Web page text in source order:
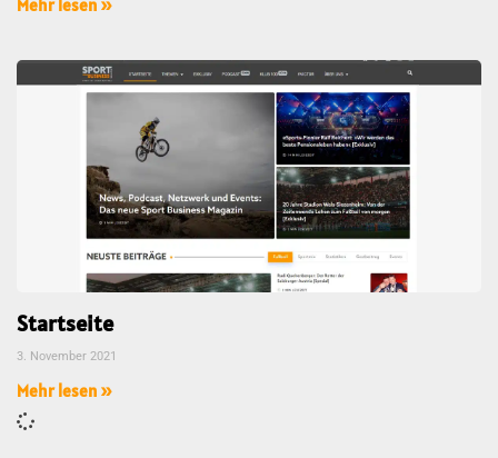
Mehr lesen »
Startseite
3. November 2021
Mehr lesen »